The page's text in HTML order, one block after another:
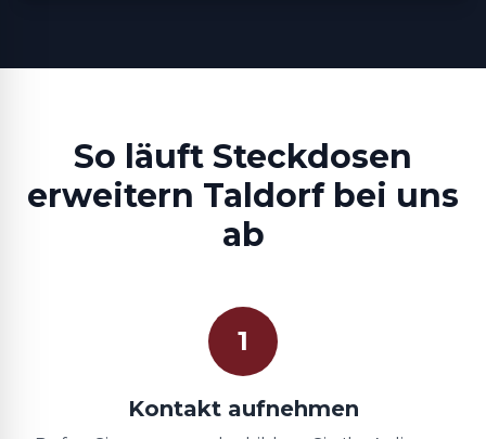
So läuft Steckdosen
erweitern Taldorf bei uns
ab
1
Kontakt aufnehmen